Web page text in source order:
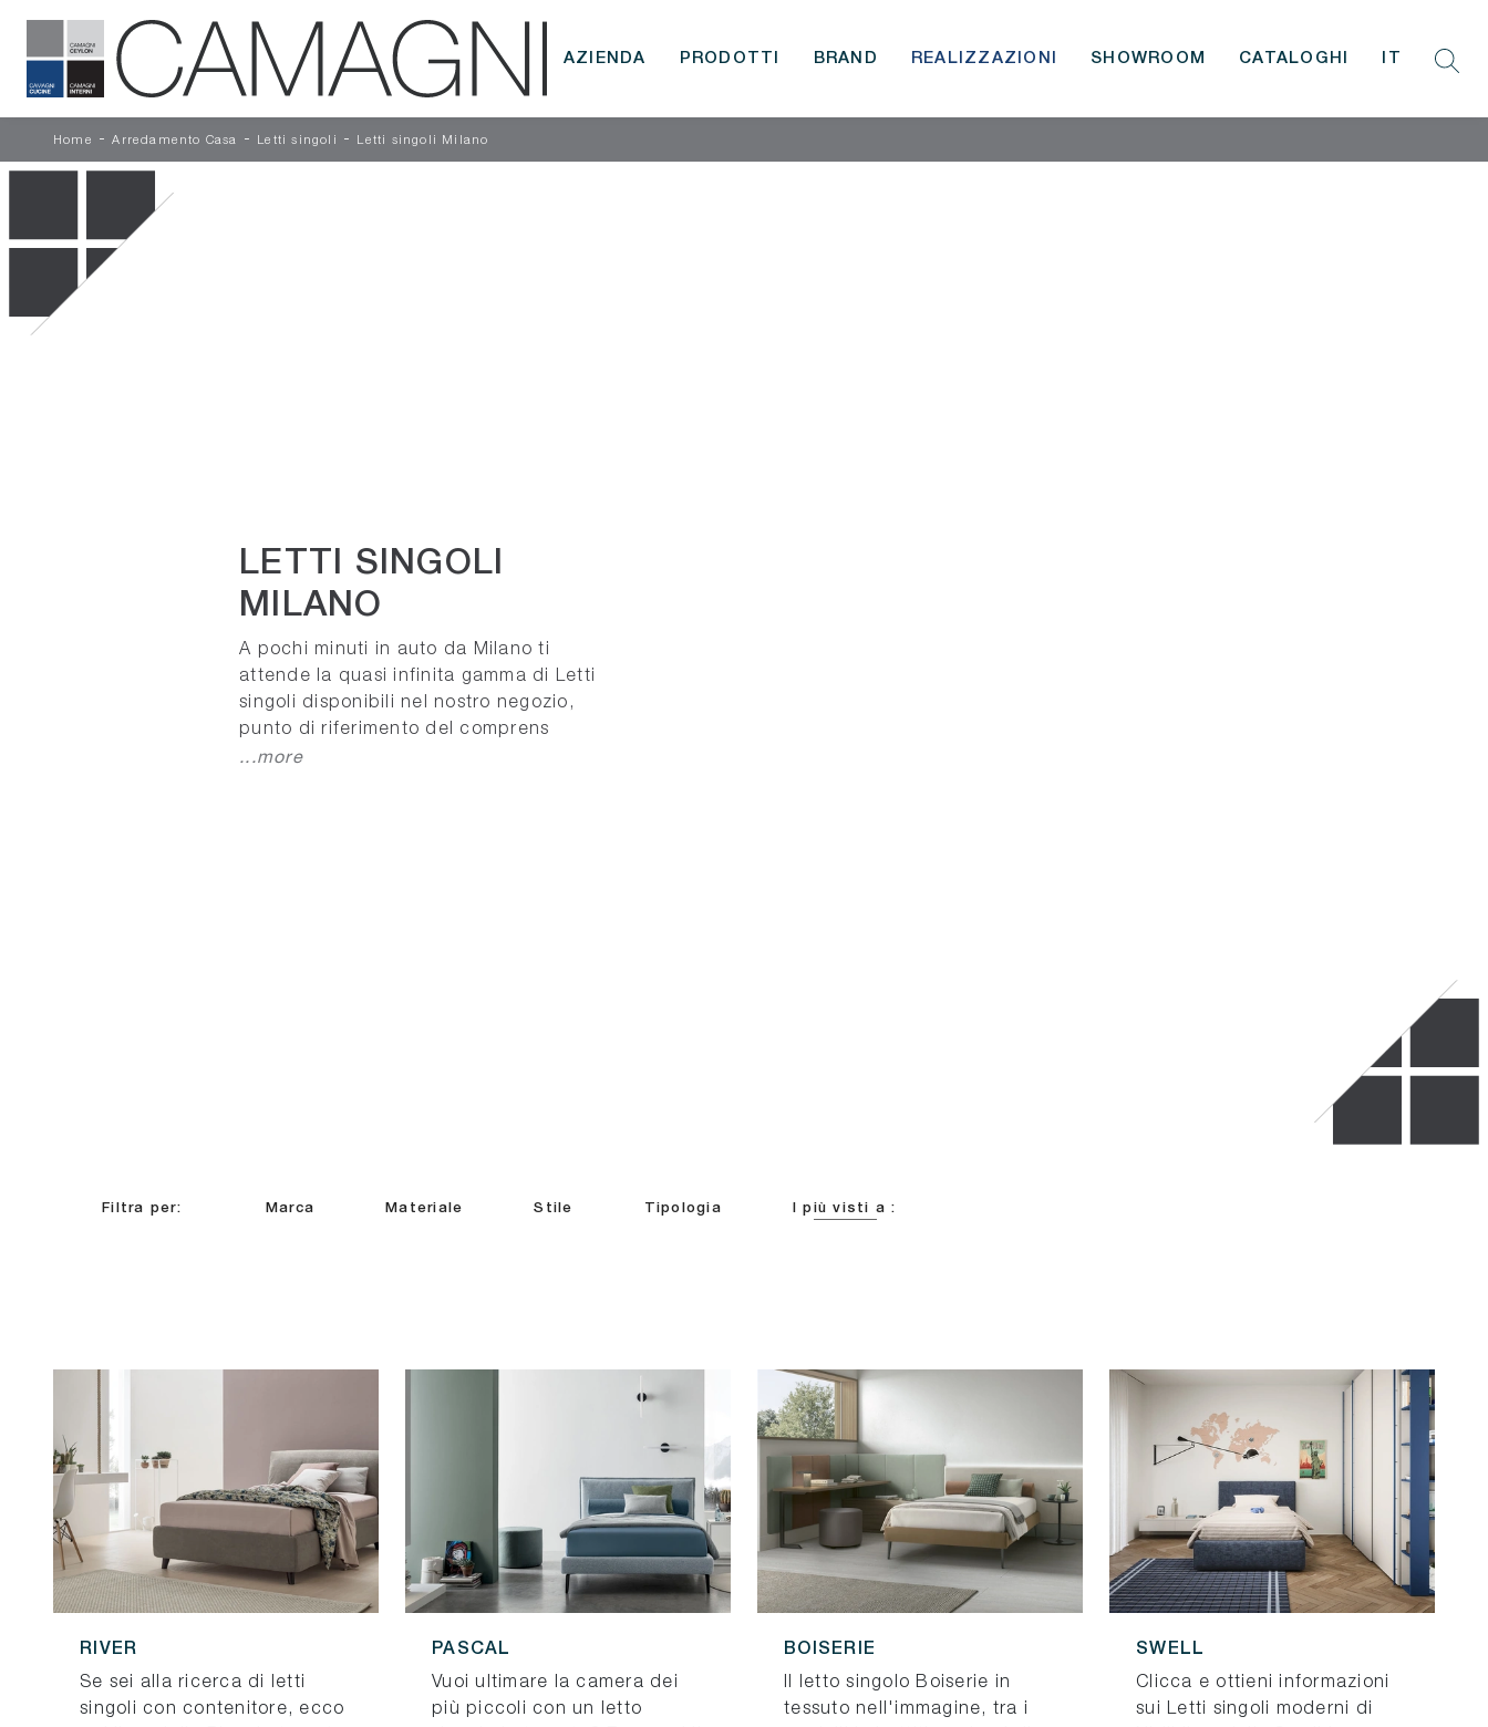
AZIENDA PRODOTTI BRAND REALIZZAZIONI SHOWROOM CATALOGHI
Home -Arredamento Casa - Letti singoli - Letti singoli Milano
LETTI SINGOLI
MILANO
A pochi minuti in auto da Milano ti
attende la quasi infinita gamma di Letti
singoli disponibili nel nostro negozio,
punto di riferimento del comprens
...more
Filtra per: Marca Materiale Stile Tipologia I più visti a :
RIVER
Se sei alla ricerca di letti
singoli con contenitore, ecco
PASCAL
Vuoi ultimare la camera dei
più piccoli con un letto
BOISERIE
Il letto singolo Boiserie in
tessuto nell'immagine, tra i
SWELL
Clicca e ottieni informazioni
sui Letti singoli moderni di